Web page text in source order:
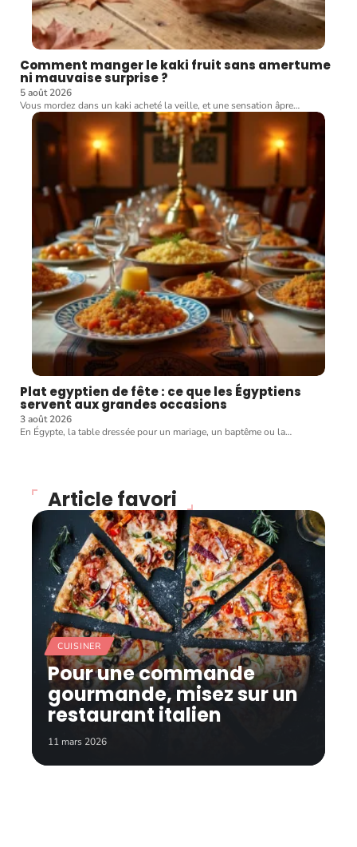
Comment manger le kaki fruit sans amertume
ni mauvaise surprise ?
5 août 2026
Vous mordez dans un kaki acheté la veille, et une sensation âpre…
Plat egyptien de fête : ce que les Égyptiens
servent aux grandes occasions
3 août 2026
En Égypte, la table dressée pour un mariage, un baptême ou la…
Article favori
CUISINER
Pour une commande
gourmande, misez sur un
restaurant italien
11 mars 2026